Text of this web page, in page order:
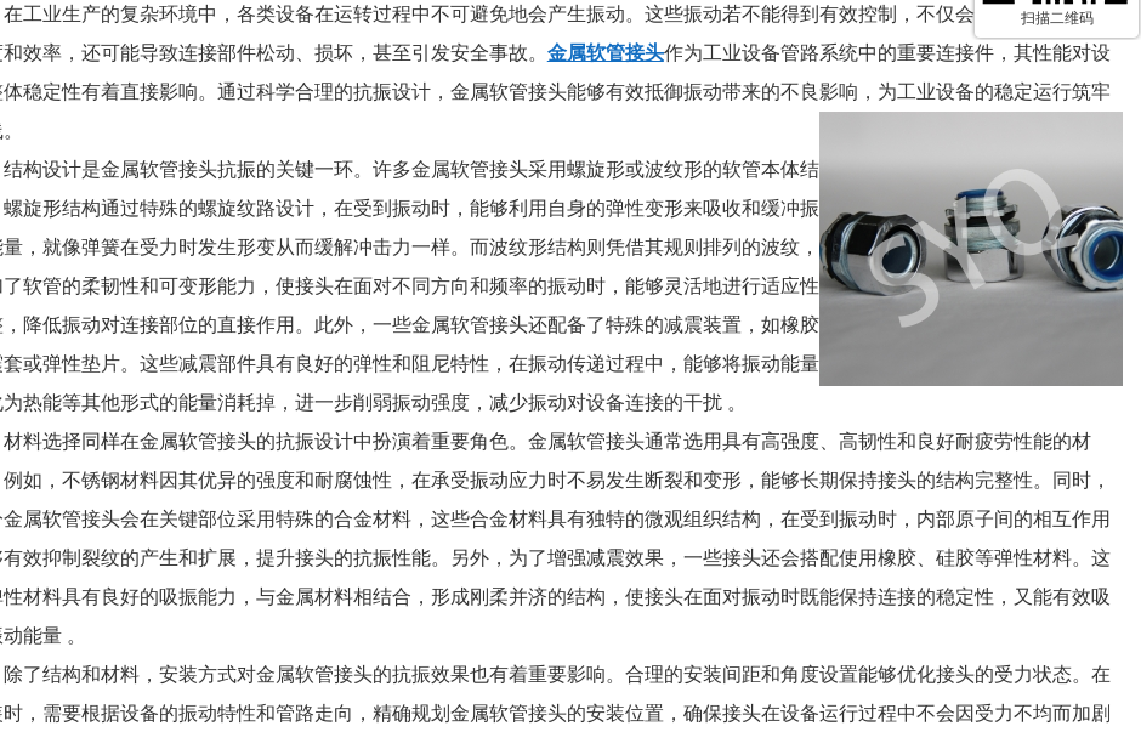
154
在工业生产的复杂环境中，各类设备在运转过程中不可避免地会产生振动。这些振动若不能得到有效控制，不仅会影响设备的运行
效率，还可能导致连接部件松动、损坏，甚至引发安全事故。 金属软管接头作为工业设备管路系统中的重要连接件，其性能对设
稳定性有着直接影响。通过科学合理的抗振设计，金属软管接头能够有效抵御振动带来的不良影响，为工业设备的稳定运行筑牢
结构设计是金属软管接头抗振的关键一环。许多金属软管接头采用螺旋形或波纹形的软管本体结
旋形结构通过特殊的螺旋纹路设计，在受到振动时，能够利用自身的弹性变形来吸收和缓冲振
，就像弹簧在受力时发生形变从而缓解冲击力一样。而波纹形结构则凭借其规则排列的波纹，
软管的柔韧性和可变形能力，使接头在面对不同方向和频率的振动时，能够灵活地进行适应性
降低振动对连接部位的直接作用。此外，一些金属软管接头还配备了特殊的减震装置，如橡胶
或弹性垫片。这些减震部件具有良好的弹性和阻尼特性，在振动传递过程中，能够将振动能量
热能等其他形式的能量消耗掉，进一步削弱振动强度，减少振动对设备连接的干扰 。
材料选择同样在金属软管接头的抗振设计中扮演着重要角色。金属软管接头通常选用具有高强度、高韧性和良好耐疲劳性能的材
如，不锈钢材料因其优异的强度和耐腐蚀性，在承受振动应力时不易发生断裂和变形，能够长期保持接头的结构完整性。同时，
属软管接头会在关键部位采用特殊的合金材料，这些合金材料具有独特的微观组织结构，在受到振动时，内部原子间的相互作用
效抑制裂纹的产生和扩展，提升接头的抗振性能。另外，为了增强减震效果，一些接头还会搭配使用橡胶、硅胶等弹性材料。这
材料具有良好的吸振能力，与金属材料相结合，形成刚柔并济的结构，使接头在面对振动时既能保持连接的稳定性，又能有效吸
能量 。
除了结构和材料，安装方式对金属软管接头的抗振效果也有着重要影响。合理的安装间距和角度设置能够优化接头的受力状态。在
，需要根据设备的振动特性和管路走向，精确规划金属软管接头的安装位置，确保接头在设备运行过程中不会因受力不均而加剧
扫描二维码